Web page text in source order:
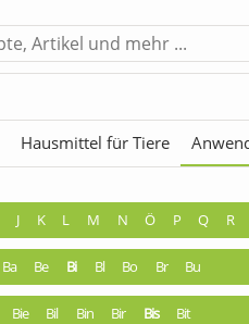
Hausmittel für Tiere
J K L M N Ö P Q R
Ba Be Bi Bl Bo Br Bu
Bie Bil Bin Bir Bis Bit